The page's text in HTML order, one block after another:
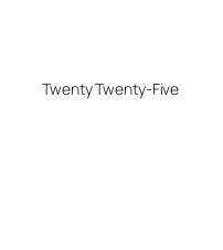
Twenty Twenty-Five